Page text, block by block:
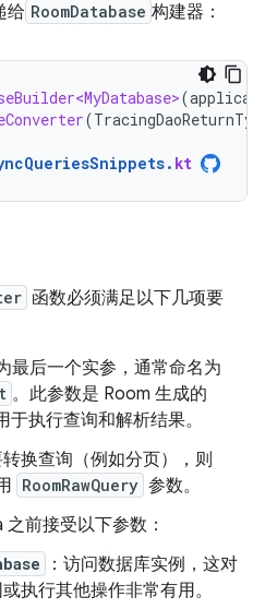
给 RoomDatabase 构建器：
(
(
. kt
函数必须满足以下几项要
最后一个实参，通常命名为
。此参数是 Room 生成的
于执行查询和解析结果。
换查询（例如分页），则
RoomRawQuery 参数。
前接受以下参数：
：访问数据库实例，这对
执行其他操作非常有用。